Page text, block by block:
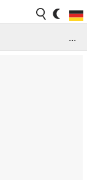
...